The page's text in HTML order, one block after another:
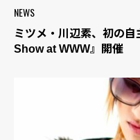
NEWS
ミツメ・川辺素、初の
Show at WWW』開催